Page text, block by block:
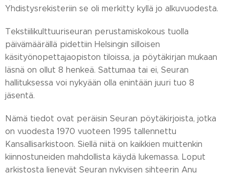
Yhdistysrekisteriin se oli merkitty kyllä jo alkuvuodesta.
Tekstiilikulttuuriseuran perustamiskokous tuolla
päivämäärällä pidettiin Helsingin silloisen
käsityönopettajaopiston tiloissa, ja pöytäkirjan mukaan
läsnä on ollut 8 henkeä. Sattumaa tai ei, Seuran
hallituksessa voi nykyään olla enintään juuri tuo 8
jäsentä.
Nämä tiedot ovat peräisin Seuran pöytäkirjoista, jotka
on vuodesta 1970 vuoteen 1995 tallennettu
Kansallisarkistoon. Siellä niitä on kaikkien muittenkin
kiinnostuneiden mahdollista käydä lukemassa. Loput
arkistosta lienevät Seuran nykyisen sihteerin Anu